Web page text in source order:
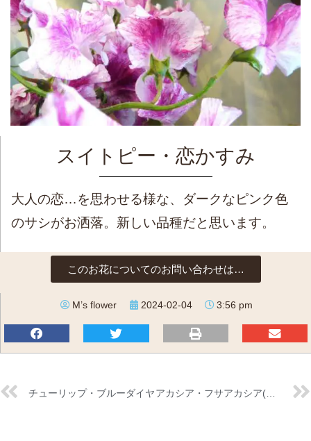
スイトピー・恋かすみ
大人の恋…を思わせる様な、ダークなピンク色
のサシがお洒落。新しい品種だと思います。
このお花についてのお問い合わせは…
M’s flower 2024-02-04 3:56 pm
チューリップ・ブルーダイヤ アカシア・フサアカシア(ミモザ）